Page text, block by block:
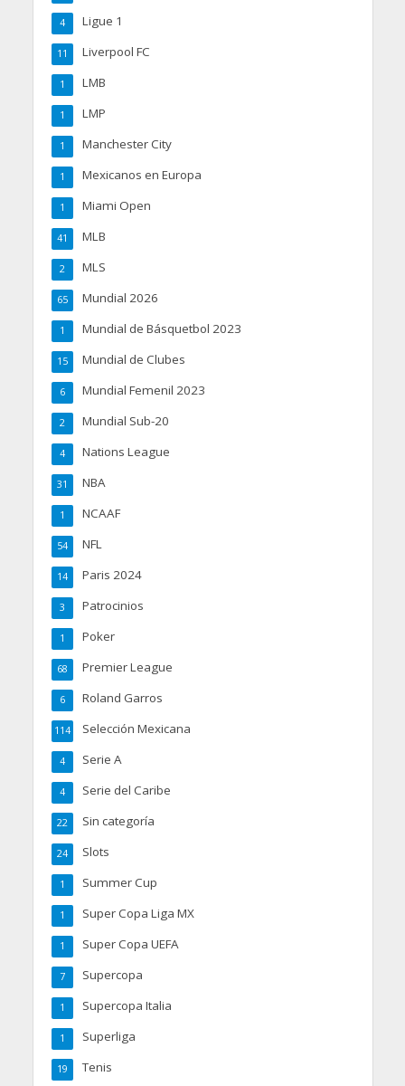
Ligue 1
4
Liverpool FC
11
LMB
1
LMP
1
Manchester City
1
Mexicanos en Europa
1
Miami Open
1
MLB
41
MLS
2
Mundial 2026
65
Mundial de Básquetbol 2023
1
Mundial de Clubes
15
Mundial Femenil 2023
6
Mundial Sub-20
2
Nations League
4
NBA
31
NCAAF
1
NFL
54
Paris 2024
14
Patrocinios
3
Poker
1
Premier League
68
Roland Garros
6
Selección Mexicana
114
Serie A
4
Serie del Caribe
4
Sin categoría
22
Slots
24
Summer Cup
1
Super Copa Liga MX
1
Super Copa UEFA
1
Supercopa
7
Supercopa Italia
1
Superliga
1
Tenis
19